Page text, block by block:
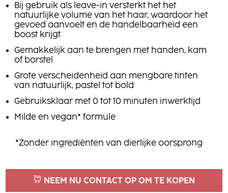
Bij gebruik als leave-in versterkt het het
natuurlijke volume van het haar, waardoor het
gevoed aanvoelt en de handelbaarheid een
boost krijgt
Gemakkelijk aan te brengen met handen, kam
of borstel
Grote verscheidenheid aan mengbare tinten
van natuurlijk, pastel tot bold
Gebruiksklaar met 0 tot 10 minuten inwerktijd
Milde en vegan* formule
*Zonder ingrediënten van dierlijke oorsprong
NEEM NU CONTACT OP OM TE KOPEN